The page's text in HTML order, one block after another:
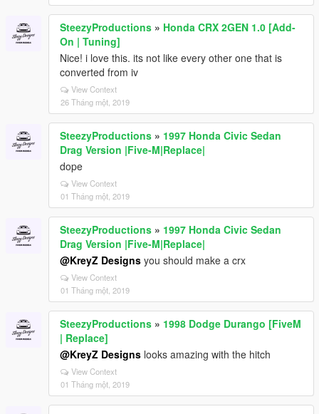
SteezyProductions » Honda CRX 2GEN 1.0 [Add-
On | Tuning]
Nice! i love this. its not like every other one that is
converted from iv
View Context
26 Tháng một, 2019
SteezyProductions » 1997 Honda Civic Sedan
Drag Version |Five-M|Replace|
dope
View Context
01 Tháng một, 2019
SteezyProductions » 1997 Honda Civic Sedan
Drag Version |Five-M|Replace|
@KreyZ Designs you should make a crx
View Context
01 Tháng một, 2019
SteezyProductions » 1998 Dodge Durango [FiveM
| Replace]
@KreyZ Designs looks amazing with the hitch
View Context
01 Tháng một, 2019